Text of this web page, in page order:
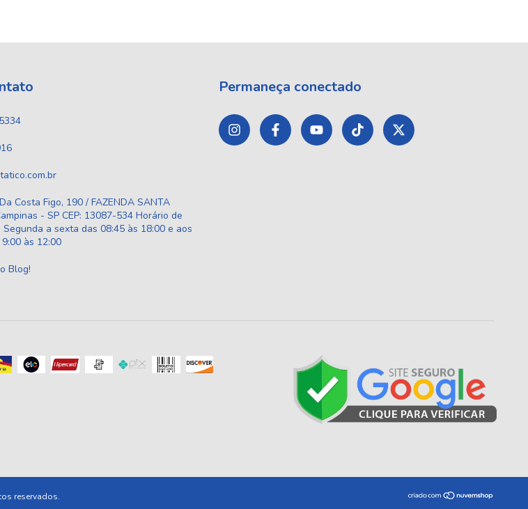
Costa Figo, 190 / FAZENDA SANTA
- SP CEP: 13087-534 Horário de
Segunda a sexta das 08:45 às 18:00 e aos
às 12:00
Blog!
Permaneça conectado
reservados.